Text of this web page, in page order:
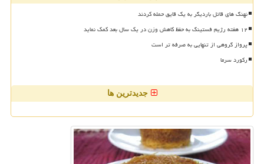
نهنگ های قاتل باردیگر به یک قایق حمله کردند
۱۲ هفته رژیم فستینگ به حفظ کاهش وزن در یک سال بعد کمک نماید
پرواز گروهی از تنهایی به صرفه تر است
رکورد سرما
جدیدترین ها